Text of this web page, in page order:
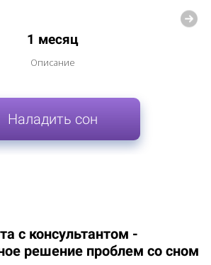
1 месяц
Описание
Наладить сон
с консультантом -
решение проблем со сном